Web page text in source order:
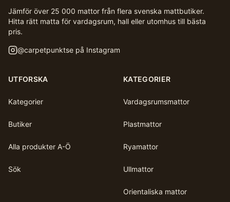
Jämför över 25 000 mattor från flera svenska mattbutiker.
Hitta rätt matta för vardagsrum, hall eller utomhus till bästa
pris.
@carpetpunktse på Instagram
UTFORSKA
Kategorier
Butiker
Alla produkter A-Ö
Sök
KATEGORIER
Vardagsrumsmattor
Plastmattor
Ryamattor
Ullmattor
Orientaliska mattor